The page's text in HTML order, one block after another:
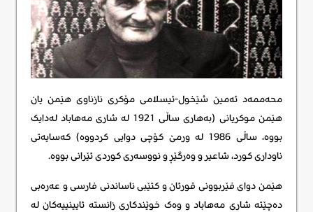
محەممەد ئەمین شێخول-ئیسلامی مۆکری نازناوی هێمن یان
هێمن موکریانی (بەهاری ساڵی 1921 لە شاری مەهاباد لەدایک
بووە، ساڵی 1986 لە ورمێ کۆچی دوایی کردووە) کەسایەتی
ناوداری کورد، شاعیر و وەرگێڕ و نووسەری کوردی ئێرانی بووە.
هێمن دوای فێربوونی قورئان و کتێبی ناساندنی فارسی و عەرەبی
دەچێتە شاری مەهاباد و وەک خوێندکاری زانستە ئایینییەکان لە